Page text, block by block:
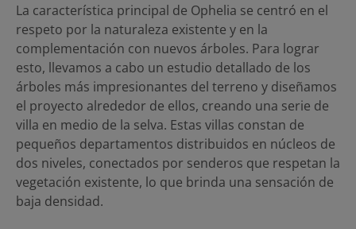
La característica principal de Ophelia se centró en el
respeto por la naturaleza existente y en la
complementación con nuevos árboles. Para lograr
esto, llevamos a cabo un estudio detallado de los
árboles más impresionantes del terreno y diseñamos
el proyecto alrededor de ellos, creando una serie de
villa en medio de la selva. Estas villas constan de
pequeños departamentos distribuidos en núcleos de
dos niveles, conectados por senderos que respetan la
vegetación existente, lo que brinda una sensación de
baja densidad.